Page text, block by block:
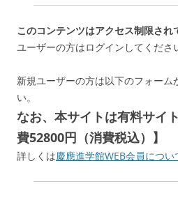
このコンテンツはアクセス制限され
ユーザーの方はログインしてくださ
新規ユーザーの方は以下のフォーム
い。
なお、本サイトは有料サイ
費52800円（消費税込）】
詳しくは慶應進学館WEB会員につい